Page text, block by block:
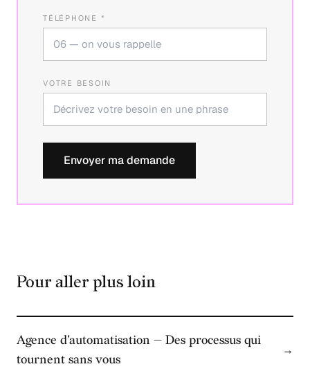
TÉLÉPHONE *
VOTRE BESOIN
Envoyer ma demande
Pour aller plus loin
Agence d'automatisation — Des processus qui
tournent sans vous
→